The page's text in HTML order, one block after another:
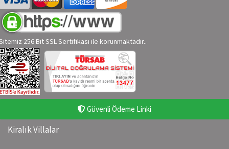
256 Bit SSL Sertifikası ile korunmaktadır..
Güvenli Ödeme Linki
Kiralık Villalar